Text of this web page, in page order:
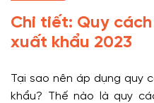
Chi tiết: Quy
xuất khẩu 2023
Tại sao nên áp dụng quy
khẩu? Thế nào là quy